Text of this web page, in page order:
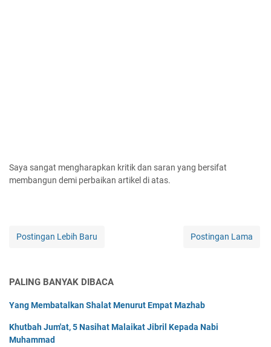
Saya sangat mengharapkan kritik dan saran yang bersifat
membangun demi perbaikan artikel di atas.
Postingan Lebih Baru Postingan Lama
PALING BANYAK DIBACA
Yang Membatalkan Shalat Menurut Empat Mazhab
Khutbah Jum'at, 5 Nasihat Malaikat Jibril Kepada Nabi
Muhammad